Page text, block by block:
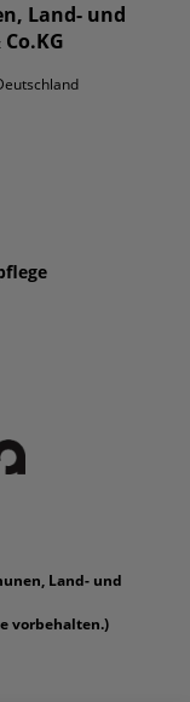
Land- und
Land- und
vorbehalten.)